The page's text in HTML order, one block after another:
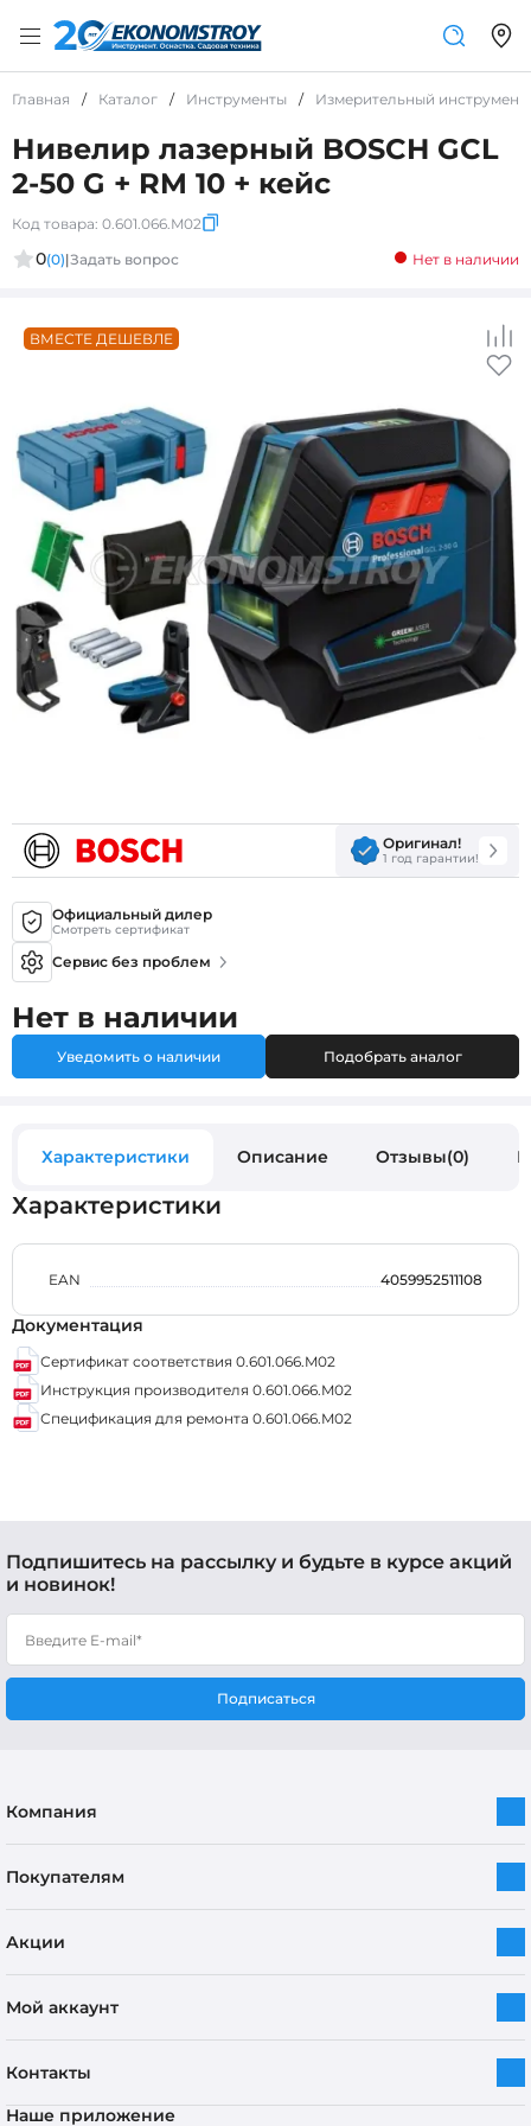
Главная / Каталог / Инструменты / Измерительный инструмент
Нивелир лазерный BOSCH GCL
2-50 G + RM 10 + кейс
Код товара: 0.601.066.M02
0(0)|Задать вопрос Нет в наличии
ВМЕСТЕ ДЕШЕВЛЕ
Оригинал!
1 год гарантии!
Официальный дилер
Смотреть сертификат
Сервис без проблем
Нет в наличии
Уведомить о наличии Подобрать аналог
Характеристики Описание Отзывы(0)
Характеристики
EAN 4059952511108
Документация
Сертификат соответствия 0.601.066.M02
Инструкция производителя 0.601.066.M02
Спецификация для ремонта 0.601.066.M02
Подпишитесь на рассылку и будьте в курсе акций
и новинок!
Подписаться
Компания
Покупателям
Акции
Мой аккаунт
Контакты
Наше приложение